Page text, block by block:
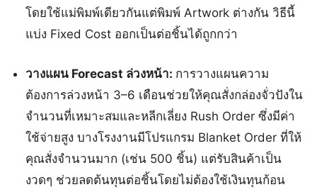
โดยใช้แม่พิมพ์เดียวกันแต่พิมพ์ Artwork ต่างกัน วิธีนี้
แบ่ง Fixed Cost ออกเป็นต่อชิ้นได้ถูกกว่า
วางแผน Forecast ล่วงหน้า: การวางแผนความ
ต้องการล่วงหน้า 3–6 เดือนช่วยให้คุณสั่งกล่องจั่วปังใน
จำนวนที่เหมาะสมและหลีกเลี่ยง Rush Order ซึ่งมีค่า
ใช้จ่ายสูง บางโรงงานมีโปรแกรม Blanket Order ที่ให้
คุณสั่งจำนวนมาก (เช่น 500 ชิ้น) แต่รับสินค้าเป็น
งวดๆ ช่วยลดต้นทุนต่อชิ้นโดยไม่ต้องใช้เงินทุนก้อน